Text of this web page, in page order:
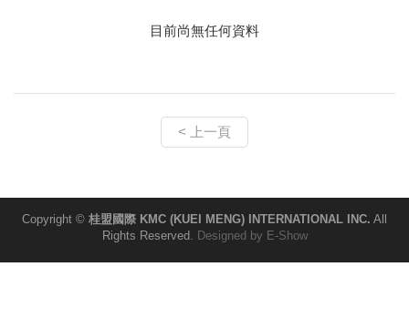
目前尚無任何資料
< 上一頁
Copyright © 桂盟國際 KMC (KUEI MENG) INTERNATIONAL INC. All
Rights Reserved. Designed by E-Show